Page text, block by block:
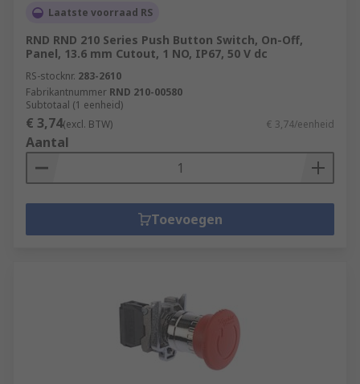
Laatste voorraad RS
RND RND 210 Series Push Button Switch, On-Off,
Panel, 13.6 mm Cutout, 1 NO, IP67, 50 V dc
RS-stocknr. 283-2610
Fabrikantnummer RND 210-00580
Subtotaal (1 eenheid)
€ 3,74(excl. BTW) € 3,74/eenheid
Aantal
Toevoegen